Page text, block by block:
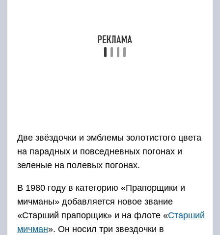
Две звёздочки и эмблемы золотистого цвета
на парадных и повседневных погонах и
зеленые на полевых погонах.
В 1980 году в категорию «Прапорщики и
мичманы» добавляется новое звание
«Старший прапорщик» и на флоте «Старший
мичман». Он носил три звездочки в